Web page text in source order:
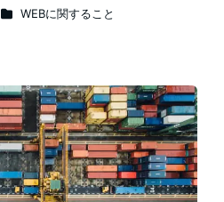
カテゴリー
WEBに関すること